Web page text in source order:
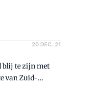
20 DEC. 21
blij te zijn met
van Zuid-